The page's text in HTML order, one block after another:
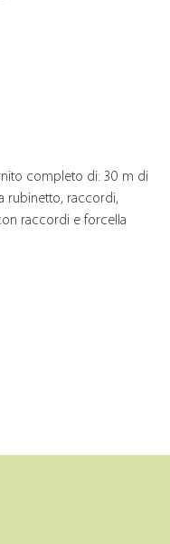
completo di: 30 m di
rubinetto, raccordi,
raccordi e forcella